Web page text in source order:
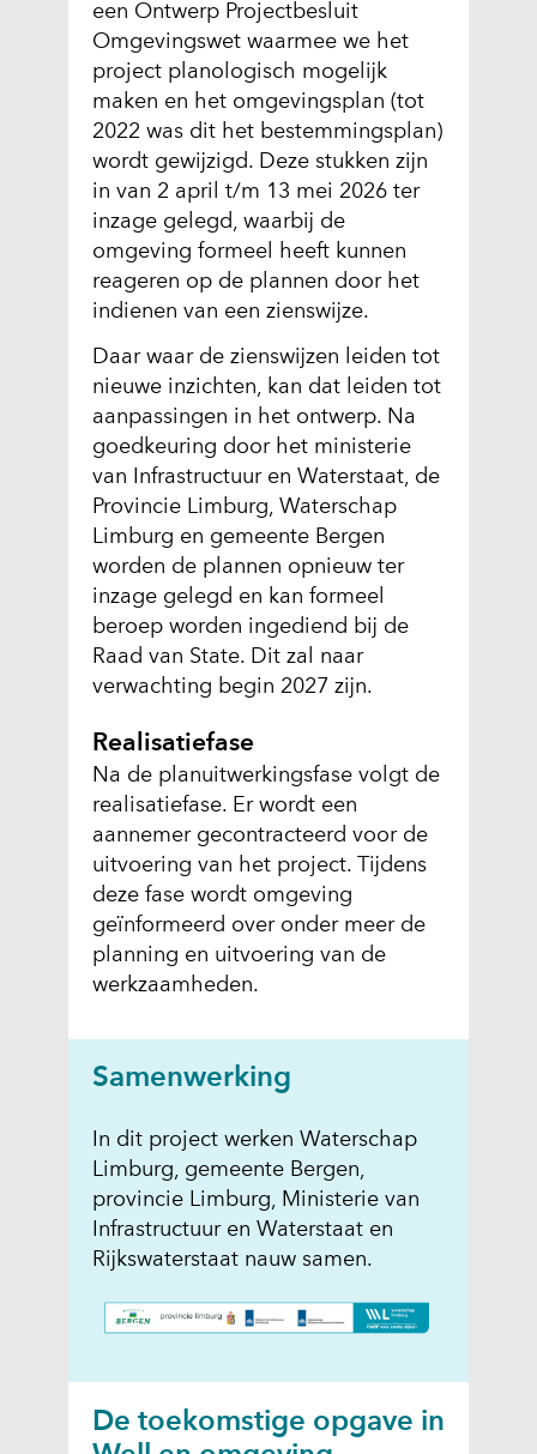
.
j
p
g
)
een Ontwerp Projectbesluit
Omgevingswet waarmee we het
project planologisch mogelijk
maken en het omgevingsplan (tot
2022 was dit het bestemmingsplan)
wordt gewijzigd. Deze stukken zijn
in van 2 april t/m 13 mei 2026 ter
inzage gelegd, waarbij de
omgeving formeel heeft kunnen
reageren op de plannen door het
indienen van een zienswijze.
Daar waar de zienswijzen leiden tot
nieuwe inzichten, kan dat leiden tot
aanpassingen in het ontwerp. Na
goedkeuring door het ministerie
van Infrastructuur en Waterstaat, de
Provincie Limburg, Waterschap
Limburg en gemeente Bergen
worden de plannen opnieuw ter
inzage gelegd en kan formeel
beroep worden ingediend bij de
Raad van State. Dit zal naar
verwachting begin 2027 zijn.
Realisatiefase
Na de planuitwerkingsfase volgt de
realisatiefase. Er wordt een
aannemer gecontracteerd voor de
uitvoering van het project. Tijdens
deze fase wordt omgeving
geïnformeerd over onder meer de
planning en uitvoering van de
werkzaamheden.
Samenwerking
In dit project werken Waterschap
Limburg, gemeente Bergen,
provincie Limburg, Ministerie van
Infrastructuur en Waterstaat en
Rijkswaterstaat nauw samen.
De toekomstige opgave in